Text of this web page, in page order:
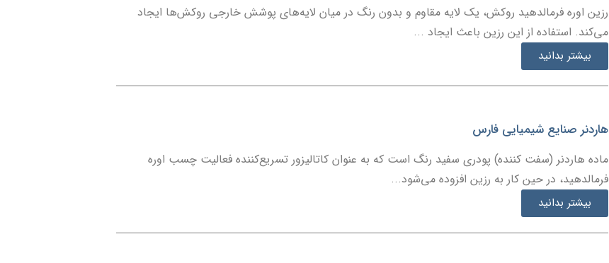
رزین اوره فرمالدهید روکش، یک لایه مقاوم و بدون رنگ در میان لایه‌های پوشش خارجی روکش‌ها ایجاد
می‌کند. استفاده از این رزین باعث ایجاد ...
بیشتر بدانید
هاردنر صنایع شیمیایی فارس
ماده هاردنر (سفت کننده) پودری سفید رنگ است که به عنوان کاتالیزور تسریع‌کننده فعالیت چسب اوره
فرمالدهید، در حین کار به رزین افزوده می‌شود...
بیشتر بدانید